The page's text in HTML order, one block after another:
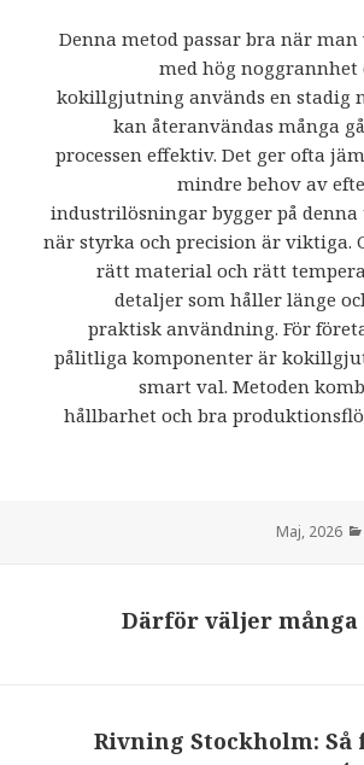
Denna metod passar bra när
med hög noggrannhet
kokillgjutning används en stadig
kan återanvändas många
processen effektiv. Det ger ofta
mindre behov av
industrilösningar bygger på
när styrka och precision är viktiga.
rätt material och rätt
detaljer som håller länge
praktisk användning. För
pålitliga komponenter är
smart val. Metoden
hållbarhet och bra
Därför väljer många
Rivning Stockholm: